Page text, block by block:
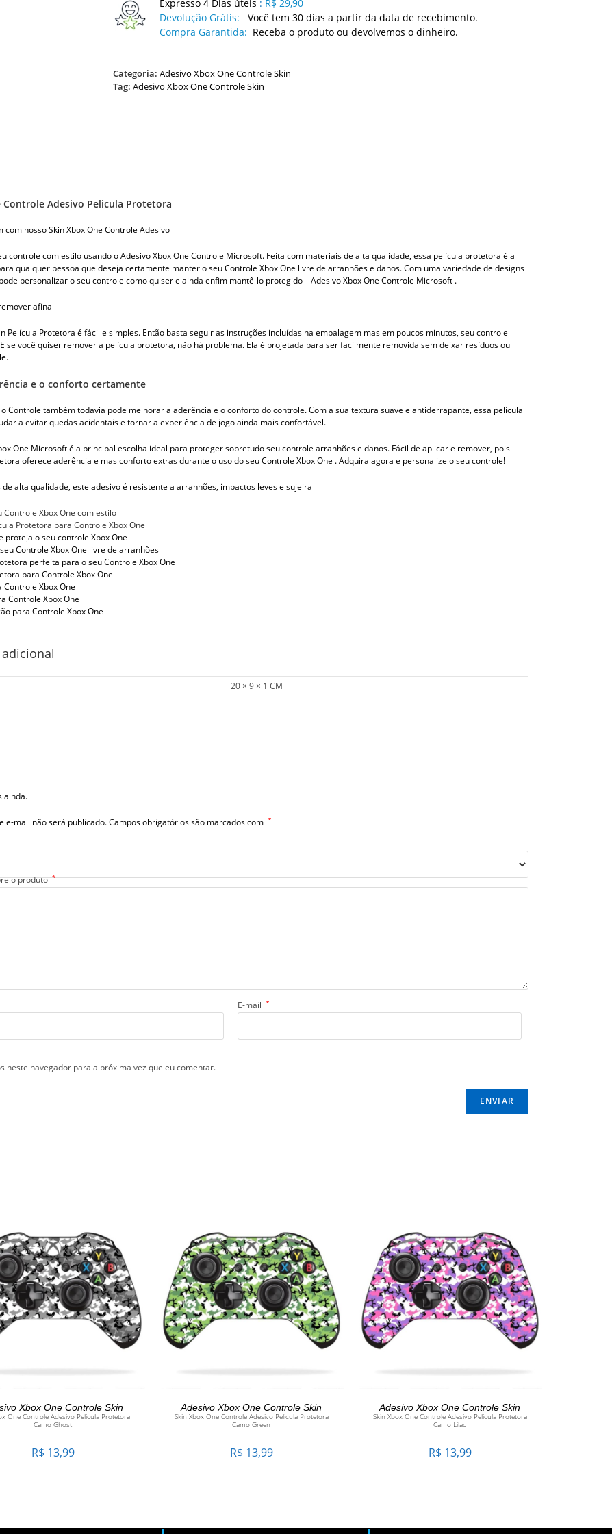
Expresso 4 Dias úteis : R$ 29,90
Devolução Grátis:
Você tem 30 dias a partir da data de recebimento.
Compra Garantida: Receba o produto ou devolvemos o dinheiro.
Categoria: Adesivo Xbox One Controle Skin
Tag: Adesivo Xbox One Controle Skin
Controle Adesivo Pelicula Protetora
com nosso Skin Xbox One Controle Adesivo
controle com estilo usando o Adesivo Xbox One Controle Microsoft. Feita com materiais de alta qualidade, essa película protetora é a
qualquer pessoa que deseja certamente manter o seu Controle Xbox One livre de arranhões e danos. Com uma variedade de designs
personalizar o seu controle como quiser e ainda enfim mantê-lo protegido – Adesivo Xbox One Controle Microsoft .
afinal
Película Protetora é fácil e simples. Então basta seguir as instruções incluídas na embalagem mas em poucos minutos, seu controle
se você quiser remover a película protetora, não há problema. Ela é projetada para ser facilmente removida sem deixar resíduos ou
e o conforto certamente
Controle também todavia pode melhorar a aderência e o conforto do controle. Com a sua textura suave e antiderrapante, essa película
a evitar quedas acidentais e tornar a experiência de jogo ainda mais confortável.
One Microsoft é a principal escolha ideal para proteger sobretudo seu controle arranhões e danos. Fácil de aplicar e remover, pois
oferece aderência e mas conforto extras durante o uso do seu Controle Xbox One . Adquira agora e personalize o seu controle!
alta qualidade, este adesivo é resistente a arranhões, impactos leves e sujeira
Controle Xbox One com estilo
Protetora para Controle Xbox One
proteja o seu controle Xbox One
Controle Xbox One livre de arranhões
perfeita para o seu Controle Xbox One
para Controle Xbox One
Controle Xbox One
Controle Xbox One
para Controle Xbox One
20 × 9 × 1 CM
ainda.
e-mail não será publicado.Campos obrigatórios são marcados com *
o produto *
E-mail *
neste navegador para a próxima vez que eu comentar.
AO CARRINHO
Xbox One Controle Skin
One Controle Adesivo Pelicula Protetora
Camo Ghost
R$ 13,99
ADICIONAR AO CARRINHO
Adesivo Xbox One Controle Skin
Skin Xbox One Controle Adesivo Pelicula Protetora
Camo Green
R$ 13,99
ADICIONAR AO CARRINHO
Adesivo Xbox One Controle Skin
Skin Xbox One Controle Adesivo Pelicula Protetora
Camo Lilac
R$ 13,99